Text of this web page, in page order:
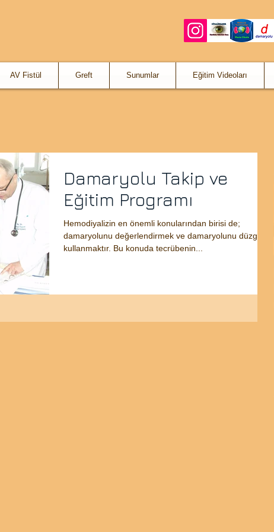
AV Fistül Greft Sunumlar Eğitim Videoları
Damaryolu Takip ve
Eğitim Programı
Hemodiyalizin en önemli konularından birisi de;
damaryolunu değerlendirmek ve damaryolunu düzgün
kullanmaktır. Bu konuda tecrübenin...